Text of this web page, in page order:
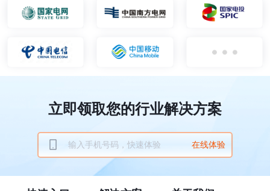
立即领取您的行业解决方案
在线体验